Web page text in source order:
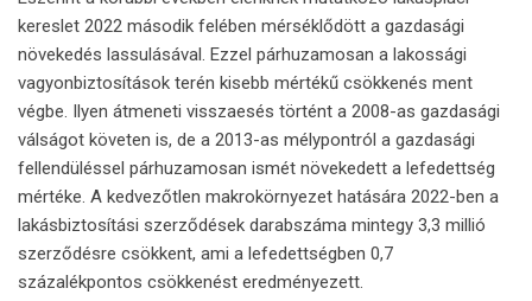
kereslet 2022 második felében mérséklődött a gazdasági
növekedés lassulásával. Ezzel párhuzamosan a lakossági
vagyonbiztosítások terén kisebb mértékű csökkenés ment
végbe. Ilyen átmeneti visszaesés történt a 2008-as gazdasági
válságot követen is, de a 2013-as mélypontról a gazdasági
fellendüléssel párhuzamosan ismét növekedett a lefedettség
mértéke. A kedvezőtlen makrokörnyezet hatására 2022-ben a
lakásbiztosítási szerződések darabszáma mintegy 3,3 millió
szerződésre csökkent, ami a lefedettségben 0,7
százalékpontos csökkenést eredményezett.